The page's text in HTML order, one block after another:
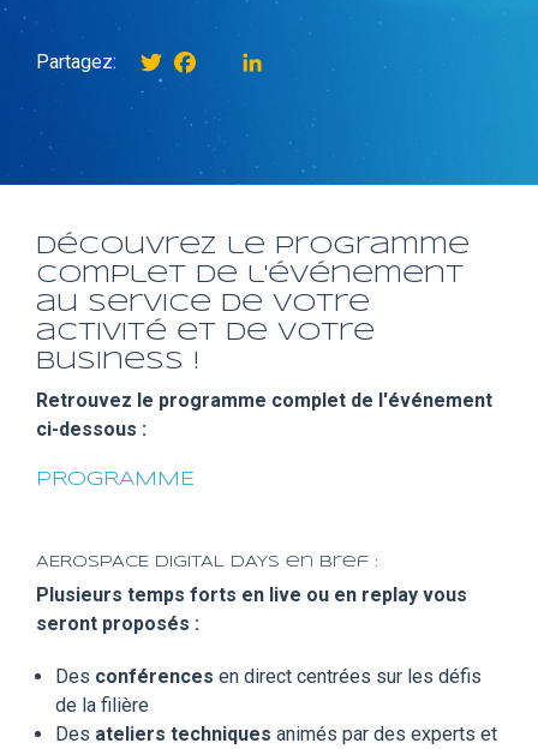
Partagez: TwitterFacebookinstagram
Découvrez le programme
complet de l'événement
au service de votre
activité et de votre
business !
Retrouvez le programme complet de l'événement
ci-dessous :
PROGRAMME
AEROSPACE DIGITAL DAYS en bref :
Plusieurs temps forts en live ou en replay vous
seront proposés :
Des conférences en direct centrées sur les défis
de la filière
Des ateliers techniques animés par des experts et